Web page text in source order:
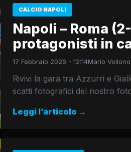
CALCIO NAPOLI
Napoli – Roma
protagonisti in
17 Febbraio 2026 - 12:14Mario Vollono
Rivivi la gara tra Azzurri e
scatti fotografici del nostro
Leggi l’articolo →